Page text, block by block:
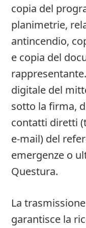
copia del
planimetrie,
antincendio,
e copia del
digitale del
sotto la firma,
contatti diretti
e-mail) del
emergenze o
Questura.
La
garantisce la